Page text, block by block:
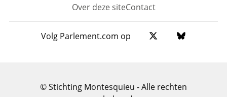
Footer
Over deze siteContact
Volg Parlement.com op
© Stichting Montesquieu - Alle rechten